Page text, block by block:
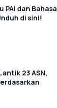
PAI dan Bahasa
di sini!
23 ASN,